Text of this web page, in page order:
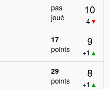
pas
joué
10
−4▼
17
points
9
+1 ▲
29
points
8
+1 ▲